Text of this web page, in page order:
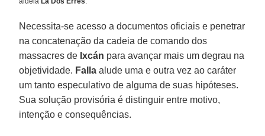
Necessita-se acesso a documentos oficiais e penetrar
na concatenação da cadeia de comando dos
massacres de Ixcán para avançar mais um degrau na
objetividade. Falla alude uma e outra vez ao caráter
um tanto especulativo de alguma de suas hipóteses.
Sua solução provisória é distinguir entre motivo,
intenção e consequências.